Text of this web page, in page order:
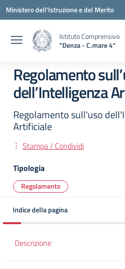
Vai ai contenuti
Vai al menu di navigazione
Vai al footer
Ministero dell'Istruzione e del Merito
Istituto Comprensivo
"Denza - C.mare 4"
Regolamento
dell’Intelligenza
Regolamento sull'uso
Artificiale
Stampa / Condividi
Tipologia
Regolamento
Indice della pagina
Descrizione